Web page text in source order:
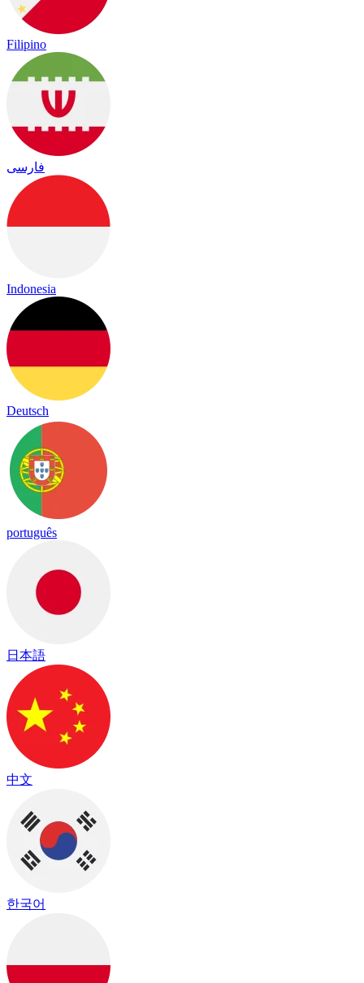
Filipino
فارسی
Indonesia
Deutsch
português
日本語
中文
한국어